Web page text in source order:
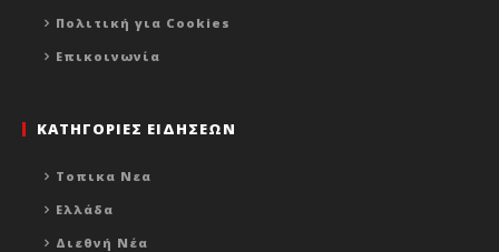
Πολιτική για Cookies
Επικοινωνία
ΚΑΤΗΓΟΡΙΕΣ ΕΙΔΗΣΕΩΝ
Τοπικα Νεα
Ελλάδα
Διεθνή Νέα